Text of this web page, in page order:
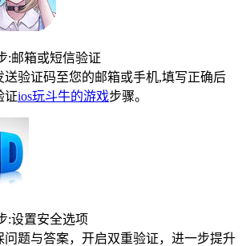
:邮箱或短信验证
送验证码至您的邮箱或手机,填写正确后
证ios玩斗牛的游戏步骤。
:设置安全选项
问题与答案，开启双重验证，进一步提升